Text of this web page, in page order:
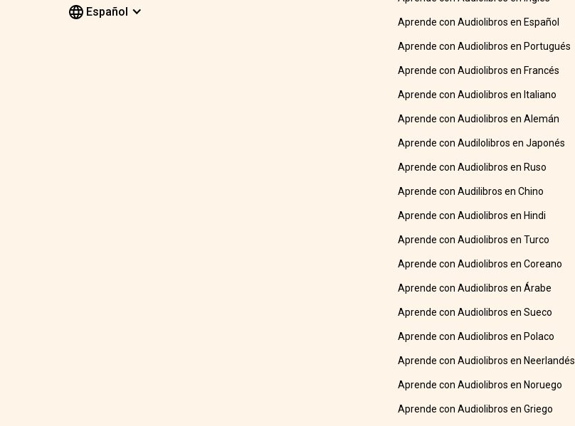
Español
Aprende con Audiolibros en Español
Aprende con Audiolibros en Portugués
Aprende con Audiolibros en Francés
Aprende con Audiolibros en Italiano
Aprende con Audiolibros en Alemán
Aprende con Audilolibros en Japonés
Aprende con Audiolibros en Ruso
Aprende con Audilibros en Chino
Aprende con Audiolibros en Hindi
Aprende con Audiolibros en Turco
Aprende con Audiolibros en Coreano
Aprende con Audiolibros en Árabe
Aprende con Audiolibros en Sueco
Aprende con Audiolibros en Polaco
Aprende con Audiolibros en Neerlandés
Aprende con Audiolibros en Noruego
Aprende con Audiolibros en Griego